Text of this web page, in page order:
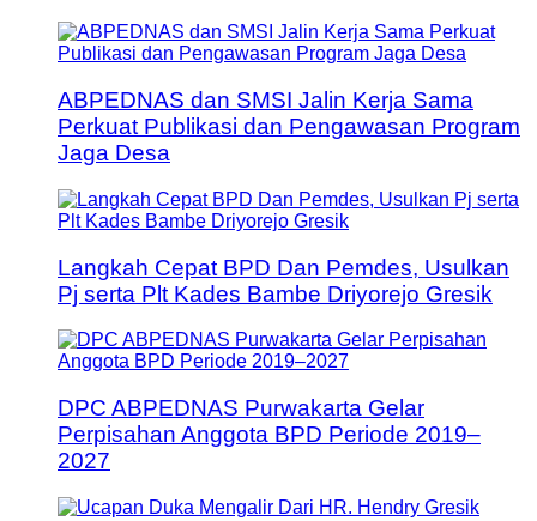
ABPEDNAS dan SMSI Jalin Kerja Sama
Perkuat Publikasi dan Pengawasan Program
Jaga Desa
Langkah Cepat BPD Dan Pemdes, Usulkan
Pj serta Plt Kades Bambe Driyorejo Gresik
DPC ABPEDNAS Purwakarta Gelar
Perpisahan Anggota BPD Periode 2019–
2027